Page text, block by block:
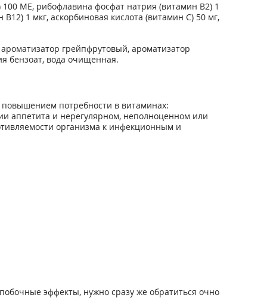
100 ME, рибофлавина фосфат натрия (витамин В2) 1
В12) 1 мкг, аскорбиновая кислота (витамин С) 50 мг,
грейпфрутовый, ароматизатор
бензоат, вода очищенная.
потребности в витаминах:
аппетита и нерегулярном, неполноценном или
организма к инфекционным и
эффекты, нужно сразу же обратиться очно